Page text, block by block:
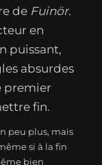
de Fuinör.
en
puissant,
absurdes
premier
fin.
peu plus, mais
si à la fin
bien